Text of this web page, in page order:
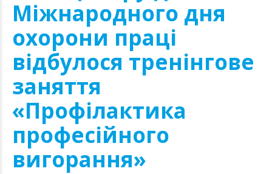
Міжнародного дня
охорони праці
відбулося тренінгове
заняття
«Профілактика
професійного
вигорання»